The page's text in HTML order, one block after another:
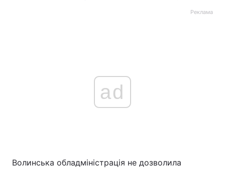
Реклама
ad
Волинська обладміністрація не дозволила